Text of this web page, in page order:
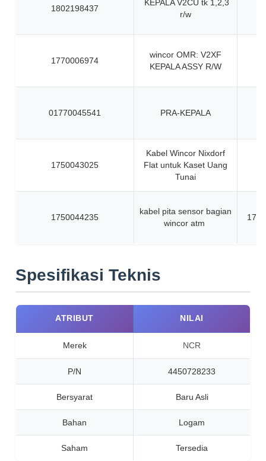
1802198437
KEPALA V2CU tk 1,2,3
r/w
1770006974
wincor OMR: V2XF
KEPALA ASSY R/W
01770045541 PRA-KEPALA
1750043025
Kabel Wincor Nixdorf
Flat untuk Kaset Uang
Tunai
1750044235
kabel pita sensor bagian
wincor atm
Spesifikasi Teknis
ATRIBUT NILAI
Merek NCR
P/N 4450728233
Bersyarat Baru Asli
Bahan Logam
Saham Tersedia